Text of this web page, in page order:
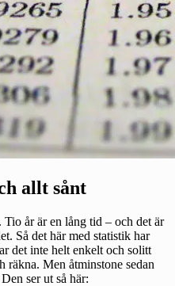
allt sånt
år är en lång tid – och det är
Så det här med statistik har
det inte helt enkelt och solitt
räkna. Men åtminstone sedan
ser ut så här: